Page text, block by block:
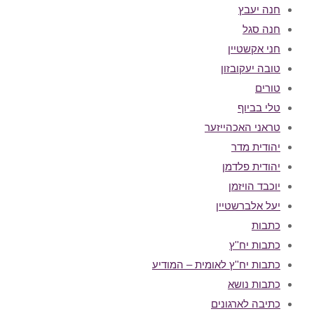
חנה יעבץ
חנה סגל
חני אקשטיין
טובה יעקובזון
טורים
טלי בביוף
טראני האכהייזער
יהודית מדר
יהודית פלדמן
יוכבד הויזמן
יעל אלברשטיין
כתבות
כתבות יח''ץ
כתבות יח''ץ לאומית – המודיע
כתבות נושא
כתיבה לארגונים